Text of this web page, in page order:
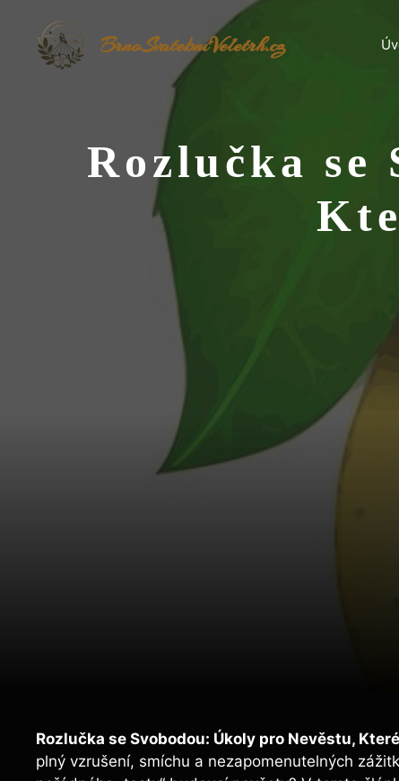
obsah
BrnoSvatebníVeletrh.cz
Rozlučka se
Rozlučka se​ Svobodou: Úkoly pro Nevěstu,
plný vzrušení, smíchu a ⁣nezapomenutelných